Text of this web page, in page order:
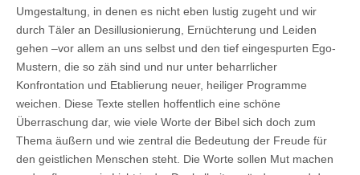
Umgestaltung, in denen es nicht eben lustig zugeht und wir
durch Täler an Desillusionierung, Ernüchterung und Leiden
gehen –vor allem an uns selbst und den tief eingespurten Ego-
Mustern, die so zäh sind und nur unter beharrlicher
Konfrontation und Etablierung neuer, heiliger Programme
weichen. Diese Texte stellen hoffentlich eine schöne
Überraschung dar, wie viele Worte der Bibel sich doch zum
Thema äußern und wie zentral die Bedeutung der Freude für
den geistlichen Menschen steht. Die Worte sollen Mut machen